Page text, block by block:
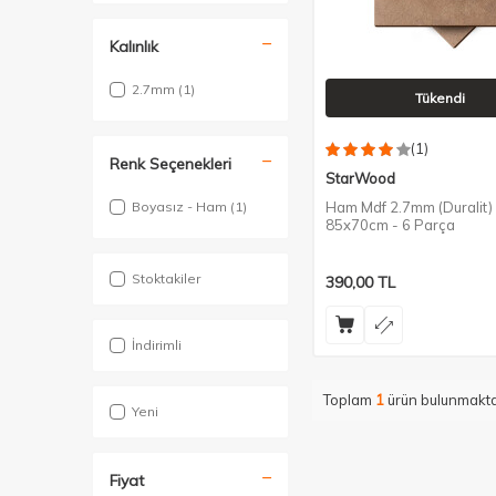
Kalınlık
2.7mm (1)
Renk Seçenekleri
Boyasız - Ham (1)
Stoktakiler
İndirimli
Yeni
Fiyat
Tükendi
(1)
StarWood
Ham Mdf 2.7mm (Duralit)
85x70cm - 6 Parça
390,00TL
Toplam 1ürün